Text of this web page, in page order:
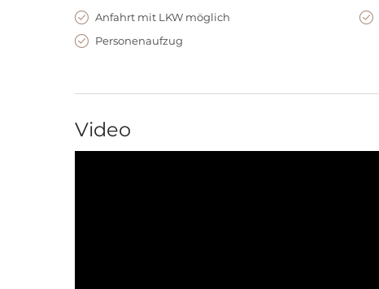
Anfahrt mit LKW möglich
Personenaufzug
Video